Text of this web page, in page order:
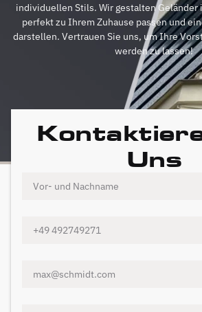
individuellen Stils. Wir gestalten Geländer
perfekt zu Ihrem Zuhause passen und
darstellen. Vertrauen Sie uns, um Ihre
werden zu lassen!
Uns